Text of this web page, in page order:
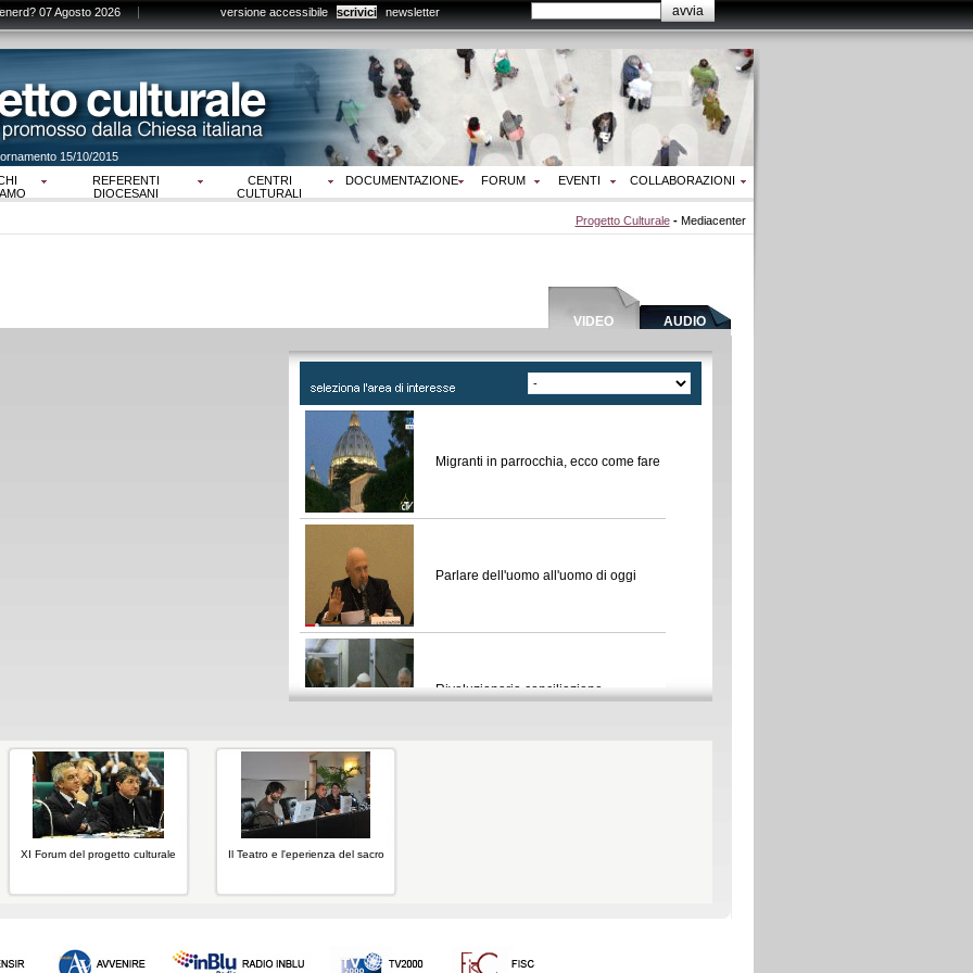
07 Agosto 2026 versione accessibile scrivici newsletter
15/10/2015
REFERENTI
DIOCESANI
CENTRI
CULTURALI
DOCUMENTAZIONE FORUM EVENTI COLLABORAZIONI
Progetto Culturale -Mediacenter
VIDEO AUDIO